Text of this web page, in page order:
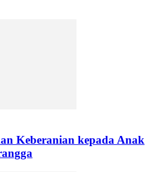
Keberanian kepada Anak